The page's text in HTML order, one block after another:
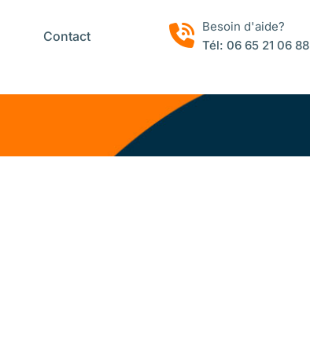
Contact
Besoin d'aide?
Tél: 06 65 21 06 88